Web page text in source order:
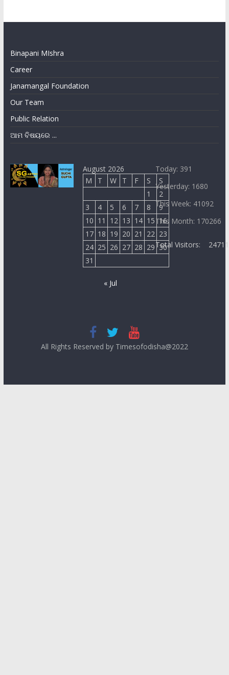
Binapani MIshra
Career
Janamangal Foundation
Our Team
Public Relation
ଆମ ବିଷୟରେ ...
August 2026
M
T W T F S
S
1
2
3
4 5 6 7 8
9
10 11 12 13 14 15 16
17 18 19 20 21 22 23
24 25 26 27 28 29 30
31
« Jul
Today: 391
Yesterday: 1680
This Week: 41092
This Month: 170266
Total Visitors:
All Rights Reserved by Timesofodisha@2022